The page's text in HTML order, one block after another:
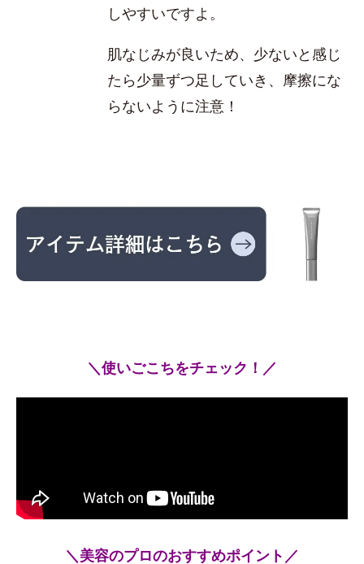
しやすいですよ。
肌なじみが良いため、少ないと感じ
たら少量ずつ足していき、摩擦にな
らないように注意！
＼使いごこちをチェック！／
＼美容のプロのおすすめポイント／